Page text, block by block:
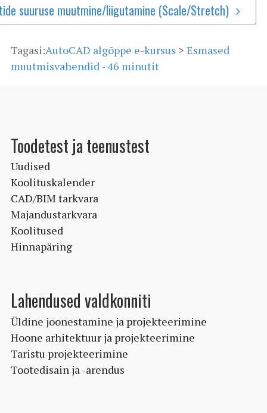
suuruse muutmine/liigutamine (Scale/Stretch)
Tagasi:AutoCAD algõppe e-kursus > Esmased
muutmisvahendid - 46 minutit
Toodetest ja teenustest
Uudised
Koolituskalender
CAD/BIM tarkvara
Majandustarkvara
Koolitused
Hinnapäring
Lahendused valdkonniti
Üldine joonestamine ja projekteerimine
Hoone arhitektuur ja projekteerimine
Taristu projekteerimine
Tootedisain ja -arendus